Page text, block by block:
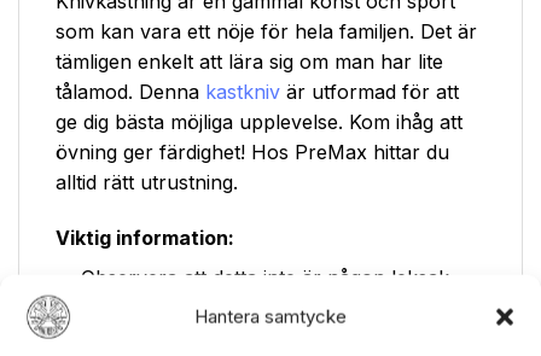
Hantera samtycke
som kan vara ett nöje för hela familjen. Det är
tämligen enkelt att lära sig om man har lite
tålamod. Denna kastkniv är utformad för att
ge dig bästa möjliga upplevelse. Kom ihåg att
övning ger färdighet! Hos PreMax hittar du
alltid rätt utrustning.
Viktig information:
Observera att detta inte är någon leksak.
Kastknivar är spetsiga och ibland vassa och